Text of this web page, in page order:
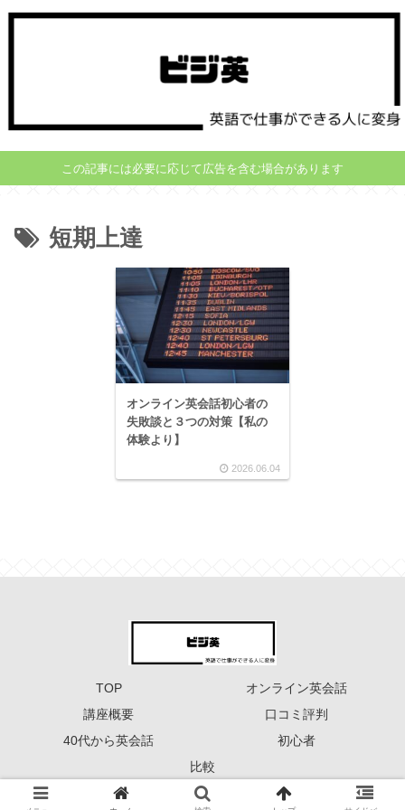
この記事には必要に応じて広告を含む場合があります
短期上達
オンライン英会話初心者の
失敗談と３つの対策【私の
体験より】
2026.06.04
TOP
オンライン英会話
講座概要
口コミ評判
40代から英会話
初心者
比較
Copyright © 2023 ーーー ビジ英 ーーー All Rights Reserved.